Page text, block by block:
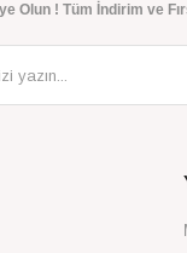
Olun ! Tüm İndirim ve